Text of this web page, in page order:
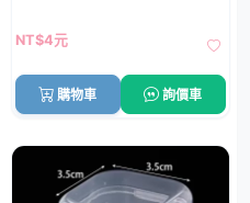
NT$4元
購物車 詢價車